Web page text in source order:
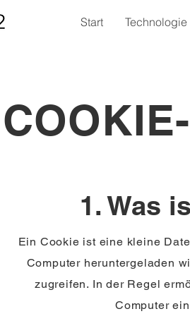
Start Technologie
1. Was
Ein Cookie ist eine kleine
Computer heruntergeladen
zugreifen. In der Regel
Computer